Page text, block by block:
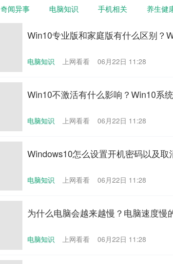
奇闻异事 电脑知识 手机相关 养生健
Win10专业版和家庭版有什么区别？
电脑知识 上网看看 06月22日 11:28
Win10不激活有什么影响？Win10系
电脑知识 上网看看 06月22日 11:28
Windows10怎么设置开机密码以及取
电脑知识 上网看看 06月22日 11:28
为什么电脑会越来越慢？电脑速度慢
电脑知识 上网看看 06月22日 11:28